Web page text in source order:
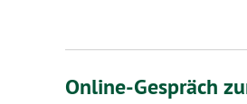
Online-Gespräch